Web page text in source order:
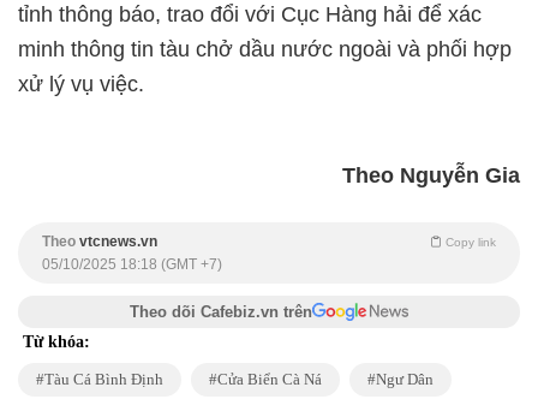
tỉnh thông báo, trao đổi với Cục Hàng hải để xác
minh thông tin tàu chở dầu nước ngoài và phối hợp
xử lý vụ việc.
Theo Nguyễn Gia
Theo vtcnews.vn Copy link
05/10/2025 18:18 (GMT +7)
Theo dõi Cafebiz.vn trên
Từ khóa:
Tàu Cá Bình Định Cửa Biển Cà Ná Ngư Dân